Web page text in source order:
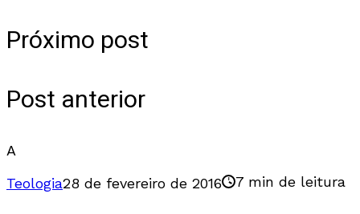
Próximo post
Post anterior
A
Teologia28 de fevereiro de 2016 7 min de leitura